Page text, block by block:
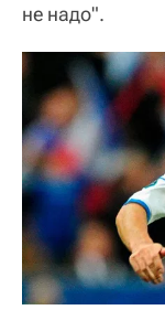
не надо".